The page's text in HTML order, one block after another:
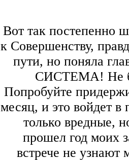
Вот так постепенно
к Совершенству,
пути, но поняла
СИСТЕМА! Не
Попробуйте
месяц, и это войдет
только вредные,
прошел год моих
встрече не узнают